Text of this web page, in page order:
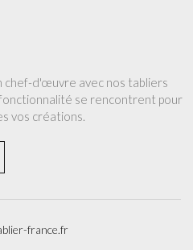
chef-d'œuvre avec nos tabliers
se rencontrent pour
vos créations.